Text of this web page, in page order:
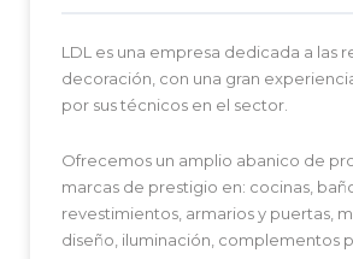
LDL es una empresa dedicada a las
decoración, con una gran
por sus técnicos en el sector.
Ofrecemos un amplio abanico de
marcas de prestigio en: cocinas,
revestimientos, armarios y puertas,
diseño, iluminación, complementos